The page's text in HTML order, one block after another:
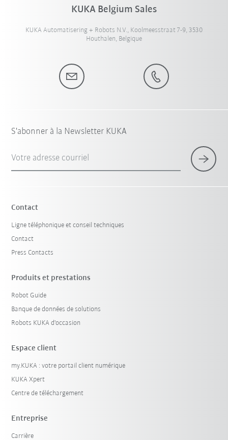
KUKA Belgium Sales
KUKA Automatisering + Robots N.V., Koolmeesstraat 7-9, 3530
Houthalen, Belgique
S'abonner à la Newsletter KUKA
Votre adresse courriel
Contact
Ligne téléphonique et conseil techniques
Contact
Press Contacts
Produits et prestations
Robot Guide
Banque de données de solutions
Robots KUKA d'occasion
Espace client
my.KUKA : votre portail client numérique
KUKA Xpert
Centre de téléchargement
Entreprise
Carrière